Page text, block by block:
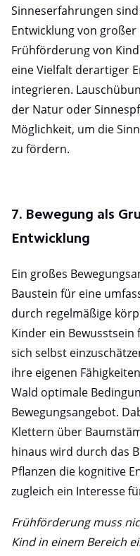
Sinneserfahrungen
Entwicklung von
Frühförderung von
eine Vielfalt derartiger
integrieren.
der Natur oder
Möglichkeit, um die
zu fördern.
7. Bewegung als
Entwicklung
Ein großes
Baustein für eine
durch regelmäßige
Kinder ein
sich selbst
ihre eigenen
Wald optimale
Bewegungsangebot.
Klettern über
hinaus wird durch das
Pflanzen die kognitive
zugleich ein Interesse
Frühförderung muss
Kind in einem Bereich